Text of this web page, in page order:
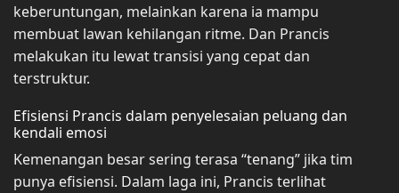
keberuntungan, melainkan karena ia mampu
membuat lawan kehilangan ritme. Dan Prancis
melakukan itu lewat transisi yang cepat dan
terstruktur.
Efisiensi Prancis dalam penyelesaian peluang dan
kendali emosi
Kemenangan besar sering terasa “tenang” jika tim
punya efisiensi. Dalam laga ini, Prancis terlihat